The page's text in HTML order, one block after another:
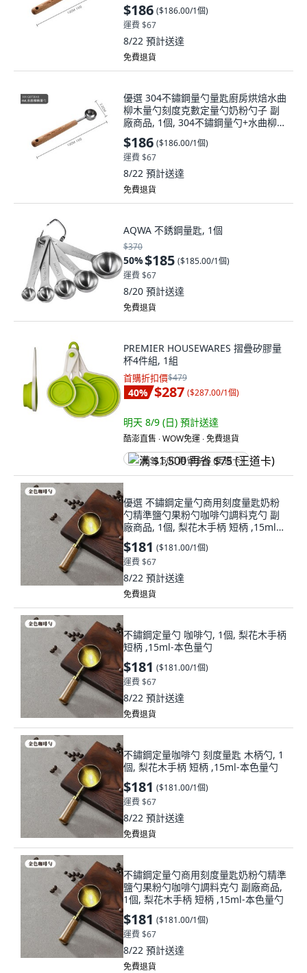
$186 ($186.00/1個)
運費 $67
8/22 預計送達
免費退貨
優選 304不鏽鋼量勺量匙廚房烘焙水曲
柳木量勺刻度克數定量勺奶粉勺子 副
廠商品, 1個, 304不鏽鋼量勺+水曲柳木
手柄, 4ml 小號
$186 ($186.00/1個)
運費 $67
8/22 預計送達
免費退貨
AQWA 不銹鋼量匙, 1個
$370
50%$185 ($185.00/1個)
運費 $67
8/20 預計送達
免費退貨
PREMIER HOUSEWARES 摺疊矽膠量
杯4件組, 1組
首購折扣價$479
40% $287 ($287.00/1個)
明天 8/9 (日) 預計送達
酷澎直售 ∙ WOW免運 ∙ 免費退貨
满 $1,500 再省 $75 (王道卡)
優選 不鏽鋼定量勺商用刻度量匙奶粉
勺精準鹽勺果粉勺咖啡勺調料克勺 副
廠商品, 1個, 梨花木手柄 短柄 ,15ml-
本色量勺
$181 ($181.00/1個)
運費 $67
8/22 預計送達
免費退貨
不鏽鋼定量勺 咖啡勺, 1個, 梨花木手柄
短柄 ,15ml-本色量勺
$181 ($181.00/1個)
運費 $67
8/22 預計送達
免費退貨
不鏽鋼定量咖啡勺 刻度量匙 木柄勺, 1
個, 梨花木手柄 短柄 ,15ml-本色量勺
$181 ($181.00/1個)
運費 $67
8/22 預計送達
免費退貨
不鏽鋼定量勺商用刻度量匙奶粉勺精準
鹽勺果粉勺咖啡勺調料克勺 副廠商品,
1個, 梨花木手柄 短柄 ,15ml-本色量勺
$181 ($181.00/1個)
運費 $67
8/22 預計送達
免費退貨